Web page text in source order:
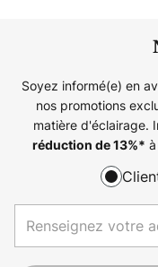
Soyez informé(e) en
nos promotions
matière d'éclairage.
réduction de13%*